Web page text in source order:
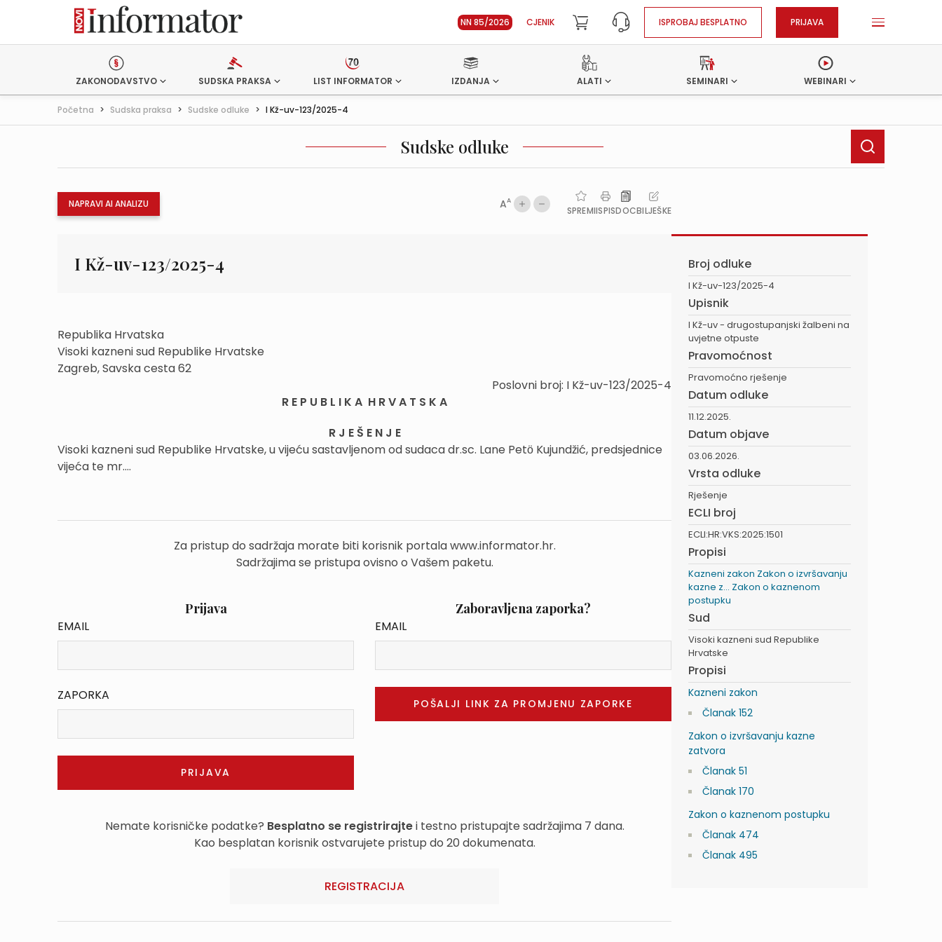
NN 85/2026 CJENIK ISPROBAJ BESPLATNO PRIJAVA
ZAKONODAVSTVO SUDSKA PRAKSA LIST INFORMATOR IZDANJA ALATI SEMINARI WEBINARI
Početna > Sudska praksa > Sudske odluke > I Kž-uv-123/2025-4
Sudske odluke
NAPRAVI AI ANALIZU AA
SPREMIISPISDOCBILJEŠKE
I Kž-uv-123/2025-4
Republika Hrvatska
Visoki kazneni sud Republike Hrvatske
Zagreb, Savska cesta 62
Poslovni broj: I Kž-uv-123/2025-4
R E P U B L I K A H R V A T S K A
R J E Š E N J E
Visoki kazneni sud Republike Hrvatske, u vijeću sastavljenom od sudaca dr.sc. Lane Petӧ Kujundžić, predsjednice
vijeća te mr....
Za pristup do sadržaja morate biti korisnik portala www.informator.hr.
Sadržajima se pristupa ovisno o Vašem paketu.
Prijava
EMAIL
ZAPORKA
Zaboravljena zaporka?
EMAIL
Nemate korisničke podatke? Besplatno se registrirajtei testno pristupajte sadržajima 7 dana.
Kao besplatan korisnik ostvarujete pristup do 20 dokumenata.
REGISTRACIJA
Broj odluke
I Kž-uv-123/2025-4
Upisnik
I Kž-uv - drugostupanjski žalbeni na
uvjetne otpuste
Pravomoćnost
Pravomoćno rješenje
Datum odluke
11.12.2025.
Datum objave
03.06.2026.
Vrsta odluke
Rješenje
ECLI broj
ECLI:HR:VKS:2025:1501
Propisi
Kazneni zakon Zakon o izvršavanju
kazne z... Zakon o kaznenom
postupku
Sud
Visoki kazneni sud Republike
Hrvatske
Propisi
Kazneni zakon
Članak 152
Zakon o izvršavanju kazne
zatvora
Članak 51
Članak 170
Zakon o kaznenom postupku
Članak 474
Članak 495